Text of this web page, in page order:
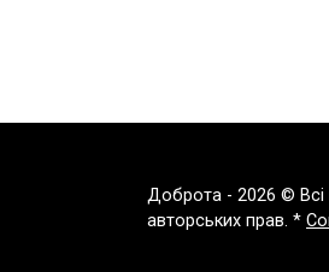
Доброта - 2026 © Всі
авторських прав. *